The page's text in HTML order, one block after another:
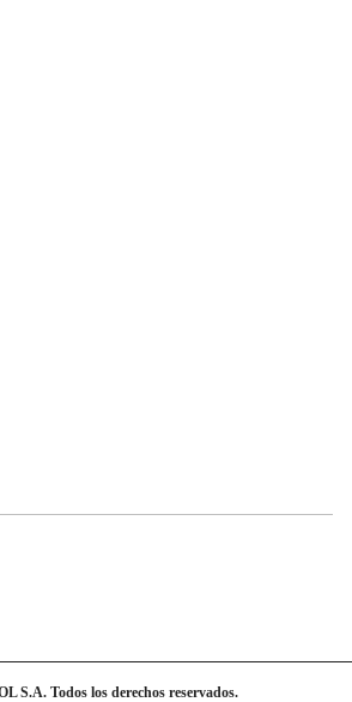
S.A. Todos los derechos reservados.